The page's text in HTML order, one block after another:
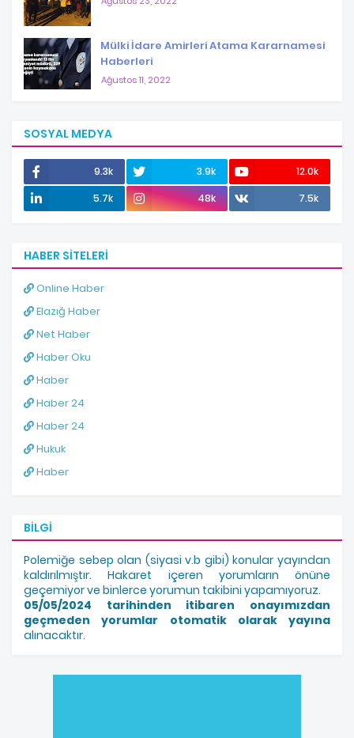
Mülki İdare Amirleri Atama Kararnamesi
Haberleri
Ağustos 11, 2022
SOSYAL MEDYA
9.3k 3.9k
12.0k
5.7k
48k 7.5k
HABER SITELERI
Online Haber
Elazığ Haber
Net Haber
Haber Oku
Haber
Haber 24
Haber 24
Hukuk
Haber
BILGI
Polemiğe sebep olan (siyasi v.b gibi) konular yayından
kaldırılmıştır. Hakaret içeren yorumların önüne
geçemiyor ve binlerce yorumun takibini yapamıyoruz.
05/05/2024 tarihinden itibaren onayımızdan
geçmeden yorumlar otomatik olarak yayına
alınacaktır.